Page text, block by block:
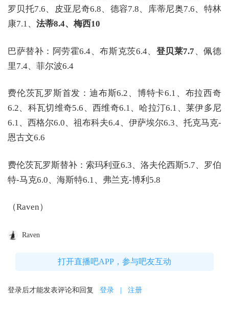
罗贝托7.6、皮亚尼奇6.8、德容7.8、库蒂尼奥7.6、特林
康7.1、 法蒂8.4、梅西10
巴萨替补：阿劳霍6.4、布斯克茨6.4、 登贝莱7.7 、佩德
里7.4、菲尔波6.4
费伦茨瓦罗斯首发：迪布斯6.2、博特卡6.1、布拉西奇
6.2、科瓦切维奇5.6、西维奇6.1、哈拉汀6.1、莱伊多尼
6.1、西格尔6.0、祖布科夫6.4、伊萨埃尔6.3、托克马克-
恩古文6.6
费伦茨瓦罗斯替补：索玛利亚6.3、洛夫伦西斯5.7、罗伯
特-马克6.0、海斯特6.1、弗兰克-博利5.8
（Raven）
Raven
打开直播吧APP，参与吧友互动
登录后才能发表评论和回复 登录 | 注册